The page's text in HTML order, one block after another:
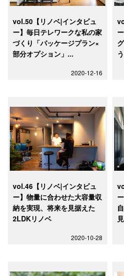
vol.50【リノベ|インタビュ
ー】毎日テレワークな私の家
づくり「パッケージプラン×
部分オプション」...
2020-12-16
vol.46【リノベ|インタビュ
ー】物量に合わせた大容量収
納を実現、将来を見据えた
2LDKリノベ
2020-10-28